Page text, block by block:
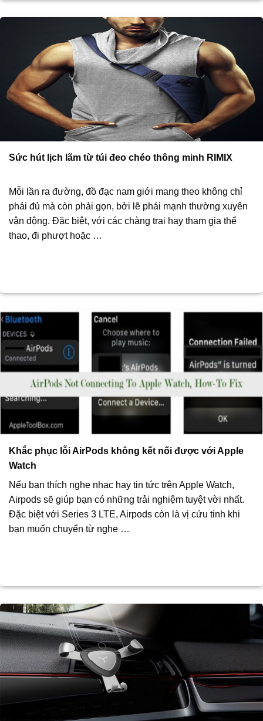
Sức hút lịch lãm từ túi đeo chéo thông minh RIMIX
Mỗi lần ra đường, đồ đạc nam giới mang theo không chỉ
phải đủ mà còn phải gọn, bởi lẽ phái mạnh thường xuyên
vận động. Đặc biệt, với các chàng trai hay tham gia thể
thao, đi phượt hoặc …
Khắc phục lỗi AirPods không kết nối được với Apple
Watch
Nếu bạn thích nghe nhạc hay tin tức trên Apple Watch,
Airpods sẽ giúp bạn có những trải nghiệm tuyệt vời nhất.
Đặc biệt với Series 3 LTE, Airpods còn là vị cứu tinh khi
bạn muốn chuyển từ nghe …